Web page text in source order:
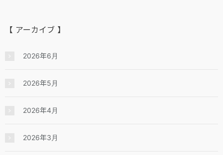
【 アーカイブ 】
2026年6月
2026年5月
2026年4月
2026年3月